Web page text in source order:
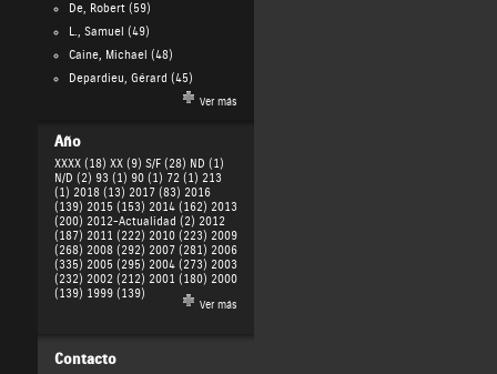
De, Robert(59)
L., Samuel (49)
Caine, Michael (48)
Depardieu, Gérard (45)
Ver más
Año
XXXX (18) XX (9) S/F (28) ND (1)
N/D (2) 93 (1) 90 (1) 72 (1) 213
(1) 2018 (13) 2017 (83) 2016
(139) 2015 (153) 2014 (162) 2013
(200) 2012-Actualidad (2) 2012
(187) 2011 (222) 2010 (223) 2009
(268) 2008 (292) 2007 (281) 2006
(335) 2005 (295) 2004 (273) 2003
(232) 2002 (212) 2001 (180) 2000
(139) 1999 (139)
Ver más
Contacto